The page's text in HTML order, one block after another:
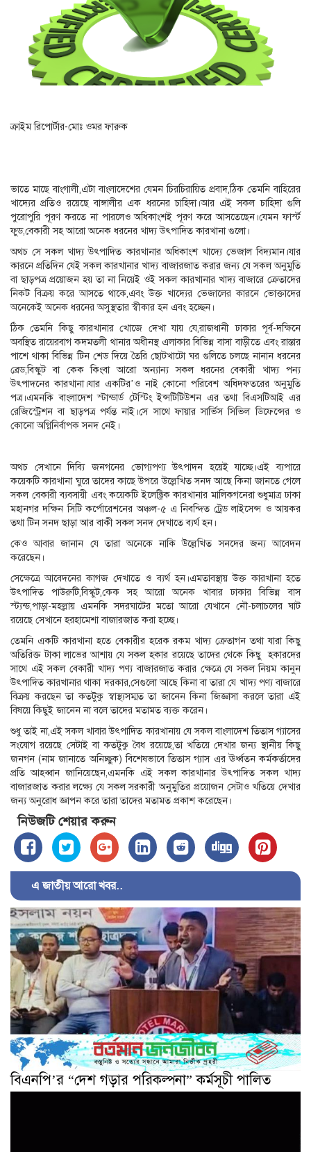
ক্রাইম রিপোর্টার-মোঃ ওমর ফারুক
ভাতে মাছে বাংগালী,এটা বাংলাদেশের যেমন চিরচিরায়িত প্রবাদ,ঠিক তেমনি বাহিরের
খাদ্যের প্রতিও রয়েছে বাঙ্গালীর এক ধরনের চাহিদা।আর এই সকল চাহিদা গুলি
পুরোপুরি পূরণ করতে না পারলেও অধিকাংশই পূরণ করে আসতেছেন।যেমন ফার্স্ট
ফুড,বেকারী সহ আরো অনেক ধরনের খাদ্য উৎপাদিত কারখানা গুলো।
অথচ সে সকল খাদ্য উৎপাদিত কারখানার অধিকাংশ খাদ্যে ভেজাল বিদ্যমান।যার
কারনে প্রতিদিন যেই সকল কারখানার খাদ্য বাজারজাত করার জন্য যে সকল অনুমুতি
বা ছাড়পত্র প্রয়োজন হয় তা না নিয়েই ওই সকল কারখানার খাদ্য বাজারে ক্রেতাদের
নিকট বিক্রয় করে আসতে থাকে,এবং উক্ত খাদ্যের ভেজালের কারনে ভোক্তাদের
অনেকেই অনেক ধরনের অসুস্থতার স্বীকার হন এবং হচ্ছেন।
ঠিক তেমনি কিছু কারখানার খোজে দেখা যায় যে,রাজধানী ঢাকার পূর্ব-দক্ষিনে
অবস্থিত রায়েরবাগ কদমতলী থানার অধীনস্থ এলাকার বিভিন্ন বাসা বাড়ীতে এবং রাস্তার
পাশে থাকা বিভিন্ন টিন শেড দিয়ে তৈরি ছোটখাটো ঘর গুলিতে চলছে নানান ধরনের
ব্রেড,বিস্কুট বা কেক কিংবা আরো অন্যান্য সকল ধরনের বেকারী খাদ্য পন্য
উৎপাদনের কারখানা।যার একটির’ও নাই কোনো পরিবেশ অধিদফতরের অনুমুতি
পত্র।এমনকি বাংলাদেশ স্টান্ডার্ড টেস্টিং ইন্সটিটিউশন এর তথা বিএসটিআই এর
রেজিস্ট্রেশন বা ছাড়পত্র পর্যন্ত নাই।সে সাথে ফায়ার সার্ভিস সিভিল ডিফেন্সের ও
কোনো অগ্নিনির্বাপক সনদ নেই।
অথচ সেখানে দিব্যি জনগনের ভোগ্যপণ্য উৎপাদন হয়েই যাচ্ছে।এই ব্যপারে
কয়েকটি কারখানা ঘুরে তাদের কাছে উপরে উল্লেখিত সনদ আছে কিনা জানতে গেলে
সকল বেকারী ব্যবসায়ী এবং কয়েকটি ইলেক্ট্রিক কারখানার মালিকগনেরা শুধুমাত্র ঢাকা
মহানগর দক্ষিন সিটি কর্পোরেশনের অঞ্চল-৫ এ নিবন্দিত ট্রেড লাইসেন্স ও আয়কর
তথা টিন সনদ ছাড়া আর বাকী সকল সনদ দেখাতে ব্যর্থ হন।
কেও আবার জানান যে তারা অনেকে নাকি উল্লেখিত সনদের জন্য আবেদন
করেছেন।
সেক্ষেত্রে আবেদনের কাগজ দেখাতে ও ব্যর্থ হন।এমতাবস্থায় উক্ত কারখানা হতে
উৎপাদিত পাউরুটি,বিস্কুট,কেক সহ আরো অনেক খাবার ঢাকার বিভিন্ন বাস
স্ট্যন্ড,পাড়া-মহল্লায় এমনকি সদরঘাটের মতো আরো যেখানে নৌ-চলাচলের ঘাট
রয়েছে সেখানে হরহামেশা বাজারজাত করা হচ্ছে।
তেমনি একটি কারখানা হতে বেকারীর হরেক রকম খাদ্য ক্রেতাগন তথা যারা কিছু
অতিরিক্ত টাকা লাভের আশায় যে সকল হকার রয়েছে তাদের থেকে কিছু হকারদের
সাথে এই সকল বেকারী খাদ্য পণ্য বাজারজাত করার ক্ষেত্রে যে সকল নিয়ম কানুন
উৎপাদিত কারখানার থাকা দরকার,সেগুলো আছে কিনা বা তারা যে খাদ্য পণ্য বাজারে
বিক্রয় করছেন তা কতটুকু স্বাস্থ্যসম্মত তা জানেন কিনা জিজ্ঞাসা করলে তারা এই
বিষয়ে কিছুই জানেন না বলে তাদের মতামত ব্যক্ত করেন।
শুধু তাই না,এই সকল খাবার উৎপাদিত কারখানায় যে সকল বাংলাদেশ তিতাস গ্যাসের
সংযোগ রয়েছে সেটাই বা কতটুকু বৈধ রয়েছে,তা খতিয়ে দেখার জন্য স্থানীয় কিছু
জনগন (নাম জানাতে অনিচ্ছুক) বিশেষভাবে তিতাস গ্যাস এর ঊর্ধ্বতন কর্মকর্তাদের
প্রতি আহব্বান জানিয়েছেন,এমনকি এই সকল কারখানার উৎপাদিত সকল খাদ্য
বাজারজাত করার লক্ষ্যে যে সকল সরকারী অনুমুতির প্রয়োজন সেটাও খতিয়ে দেখার
জন্য অনুরোধ জ্ঞাপন করে তারা তাদের মতামত প্রকাশ করেছেন।
নিউজটি শেয়ার করুন
এ জাতীয় আরো খবর..
বিএনপি’র “দেশ গড়ার পরিকল্পনা” কর্মসূচী পালিত